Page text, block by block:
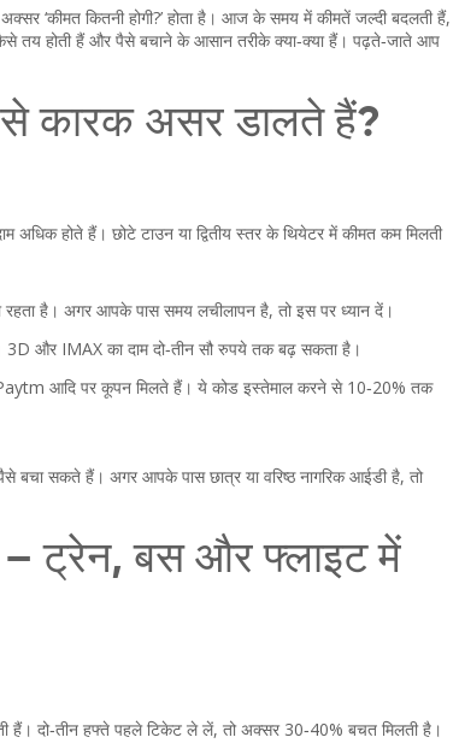
‘कीमत कितनी होगी?’ होता है। आज के समय में कीमतें जल्दी बदलती हैं,
तय होती हैं और पैसे बचाने के आसान तरीके क्या‑क्या हैं। पढ़ते‑जाते आप
कारक असर डालते हैं?
होते हैं। छोटे टाउन या द्वितीय स्तर के थियेटर में कीमत कम मिलती
रहता है। अगर आपके पास समय लचीलापन है, तो इस पर ध्यान दें।
और IMAX का दाम दो‑तीन सौ रुपये तक बढ़ सकता है।
आदि पर कूपन मिलते हैं। ये कोड इस्तेमाल करने से 10‑20% तक
बचा सकते हैं। अगर आपके पास छात्र या वरिष्ठ नागरिक आईडी है, तो
ट्रेन, बस और फ्लाइट में
हैं। दो‑तीन हफ्ते पहले टिकेट ले लें, तो अक्सर 30‑40% बचत मिलती है।